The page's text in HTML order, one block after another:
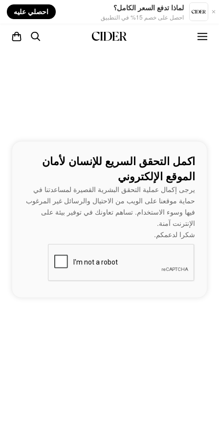
لماذا تدفع السعر الكامل؟
احصل على خصم 15% في التطبيق
احصلي عليه
اكمل التحقق السريع للإنسان لأمان
الموقع الإلكتروني
يرجى إكمال عملية التحقق البشرية القصيرة لمساعدتنا في
حماية موقعنا على الويب من الاحتيال والرسائل غير المرغوب
فيها وسوء الاستخدام. تساهم تعاونك في توفير بيئة على
الإنترنت آمنة.
شكرا لدعمكم.